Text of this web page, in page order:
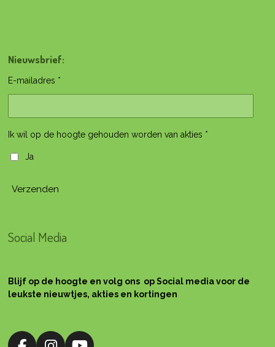
Nieuwsbrief:
E-mailadres *
Ik wil op de hoogte gehouden worden van akties *
Ja
Verzenden
Social Media
Blijf op de hoogte en volg ons op Social media voor de
leukste nieuwtjes, akties en kortingen